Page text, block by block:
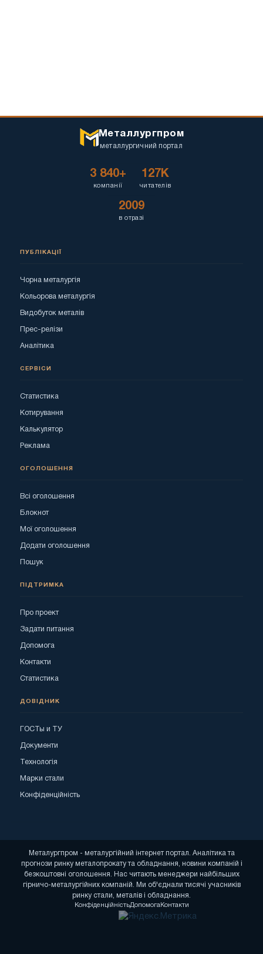
Металлургпром
металлургичний портал
3 840+
компанії
127K
читателів
2009
в отразі
ПУБЛІКАЦІЇ
Чорна металургія
Кольорова металургія
Видобуток металів
Прес-релізи
Аналітика
СЕРВІСИ
Статистика
Котирування
Калькулятор
Реклама
ОГОЛОШЕННЯ
Всі оголошення
Блокнот
Мої оголошення
Додати оголошення
Пошук
ПІДТРИМКА
Про проект
Задати питання
Допомога
Контакти
Статистика
ДОВІДНИК
ГОСТы и ТУ
Документи
Технологія
Марки стали
Конфіденційність
Металургпром - металургійний інтернет портал. Аналітика та
прогнози ринку металопрокату та обладнання, новини компаній і
безкоштовні оголошення. Нас читають менеджери найбільших
гірничо-металургійних компаній. Ми об'єднали тисячі учасників
ринку стали, металів і обладнання.
КонфіденційністьДопомога Контакти